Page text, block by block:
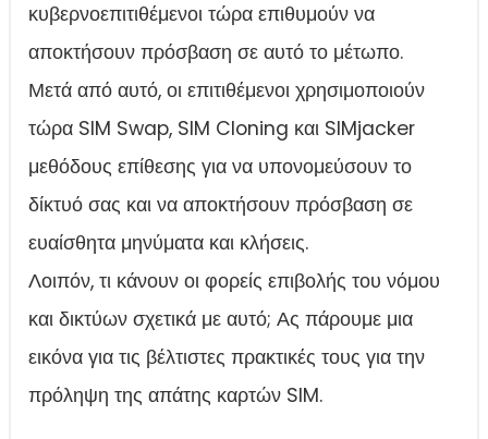
κυβερνοεπιτιθέμενοι τώρα επιθυμούν να
αποκτήσουν πρόσβαση σε αυτό το μέτωπο.
Μετά από αυτό, οι επιτιθέμενοι χρησιμοποιούν
τώρα SIM Swap, SIM Cloning και SIMjacker
μεθόδους επίθεσης για να υπονομεύσουν το
δίκτυό σας και να αποκτήσουν πρόσβαση σε
ευαίσθητα μηνύματα και κλήσεις.
Λοιπόν, τι κάνουν οι φορείς επιβολής του νόμου
και δικτύων σχετικά με αυτό; Ας πάρουμε μια
εικόνα για τις βέλτιστες πρακτικές τους για την
πρόληψη της απάτης καρτών SIM.